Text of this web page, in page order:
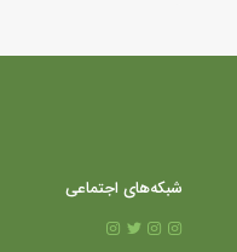
شبکه‌های اجتماعی